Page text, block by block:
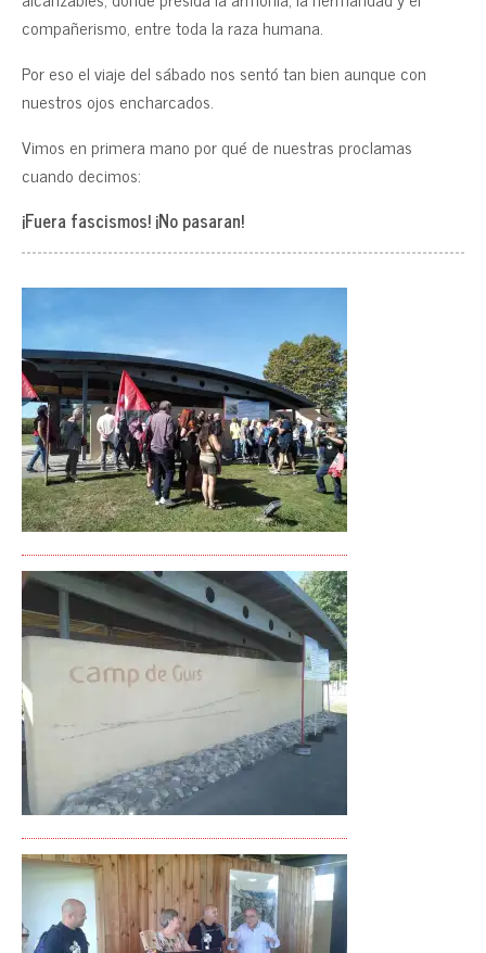
compañerismo, entre toda la raza humana.
Por eso el viaje del sábado nos sentó tan bien aunque con
nuestros ojos encharcados.
Vimos en primera mano por qué de nuestras proclamas
cuando decimos:
¡Fuera fascismos! ¡No pasaran!